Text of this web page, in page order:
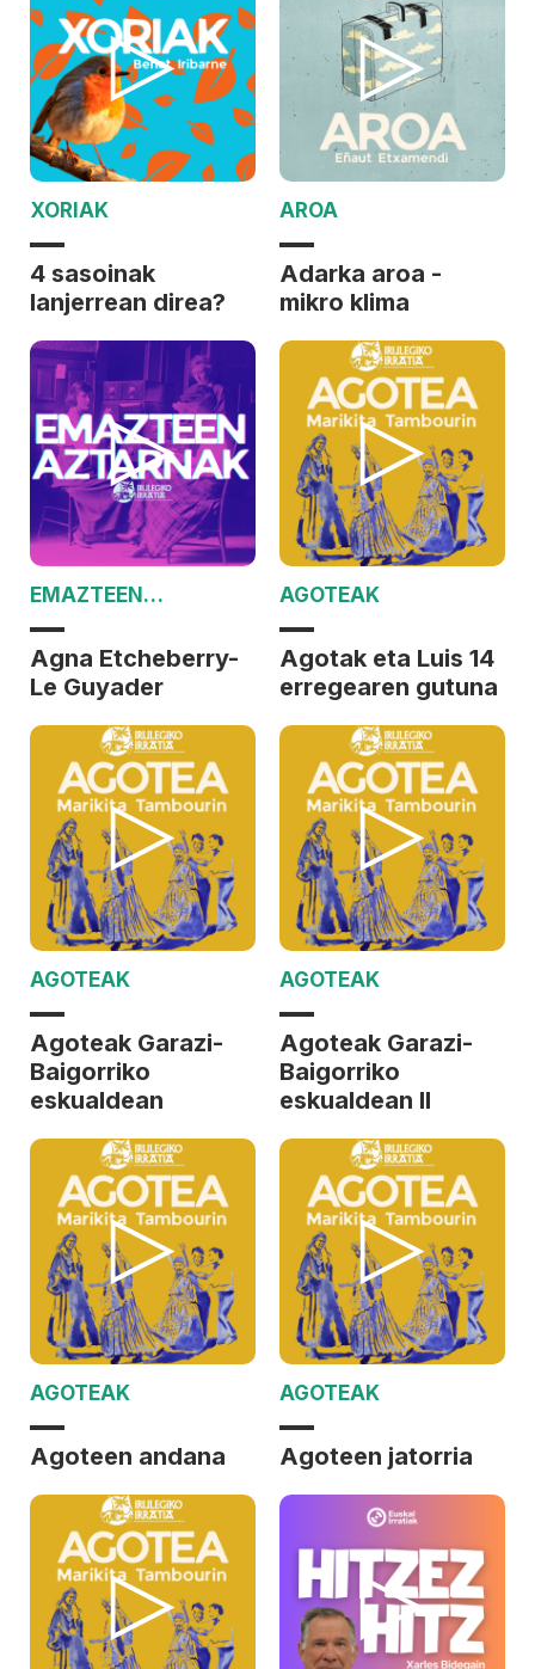
XORIAK
4 sasoinak
lanjerrean direa?
AROA
Adarka aroa -
mikro klima
EMAZTEEN
AZTARNAK
Agna Etcheberry-
Le Guyader
AGOTEAK
Agotak eta Luis 14
erregearen gutuna
AGOTEAK
Agoteak Garazi-
Baigorriko
eskualdean
AGOTEAK
Agoteak Garazi-
Baigorriko
eskualdean II
AGOTEAK
Agoteen andana
AGOTEAK
Agoteen jatorria